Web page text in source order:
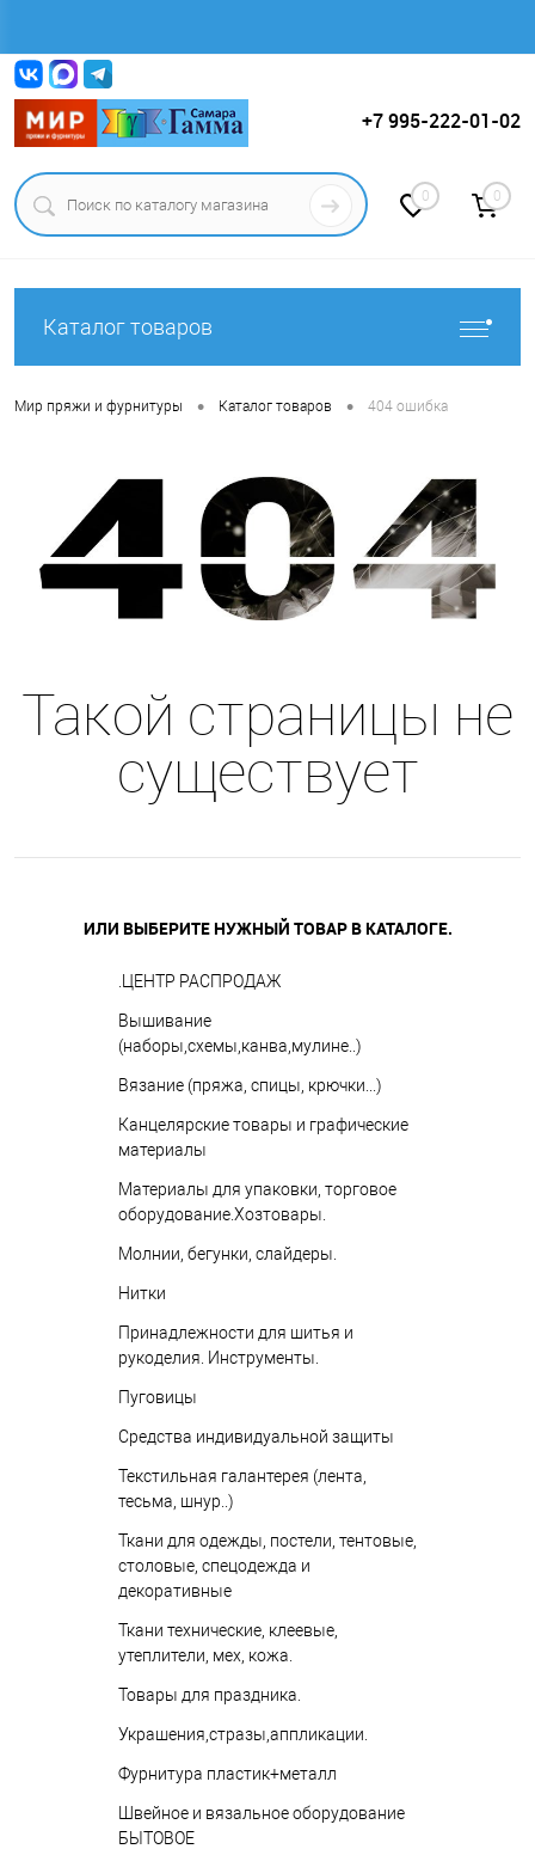
+7 995-222-01-02
0 0
Каталог товаров
Мир пряжи и фурнитуры • Каталог товаров • 404 ошибка
Такой страницы не
существует
ИЛИ ВЫБЕРИТЕ НУЖНЫЙ ТОВАР В КАТАЛОГЕ.
.ЦЕНТР РАСПРОДАЖ
Вышивание
(наборы,схемы,канва,мулине..)
Вязание (пряжа, спицы, крючки...)
Канцелярские товары и графические
материалы
Материалы для упаковки, торговое
оборудование.Хозтовары.
Молнии, бегунки, слайдеры.
Нитки
Принадлежности для шитья и
рукоделия. Инструменты.
Пуговицы
Средства индивидуальной защиты
Текстильная галантерея (лента,
тесьма, шнур..)
Ткани для одежды, постели, тентовые,
столовые, спецодежда и
декоративные
Ткани технические, клеевые,
утеплители, мех, кожа.
Товары для праздника.
Украшения,стразы,аппликации.
Фурнитура пластик+металл
Швейное и вязальное оборудование
БЫТОВОЕ